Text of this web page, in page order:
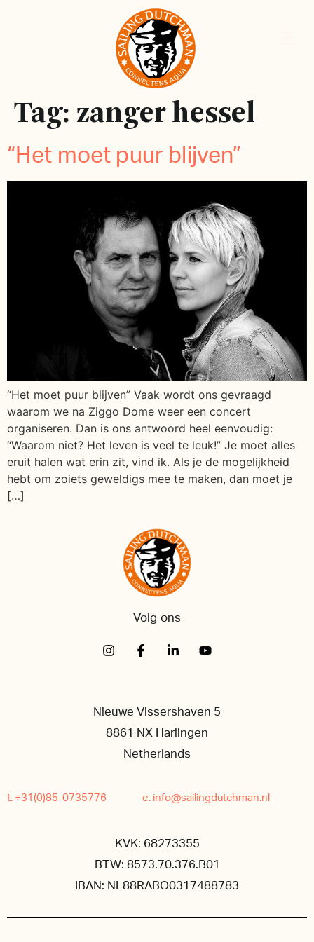
Tag: zanger hessel
“Het moet puur blijven”
“Het moet puur blijven” Vaak wordt ons gevraagd
waarom we na Ziggo Dome weer een concert
organiseren. Dan is ons antwoord heel eenvoudig:
“Waarom niet? Het leven is veel te leuk!” Je moet alles
eruit halen wat erin zit, vind ik. Als je de mogelijkheid
hebt om zoiets geweldigs mee te maken, dan moet je
[…]
Volg ons
Nieuwe Vissershaven 5
8861 NX Harlingen
Netherlands
t. +31(0)85-0735776 e. info@sailingdutchman.nl
KVK: 68273355
BTW: 8573.70.376.B01
IBAN: NL88RABO0317488783